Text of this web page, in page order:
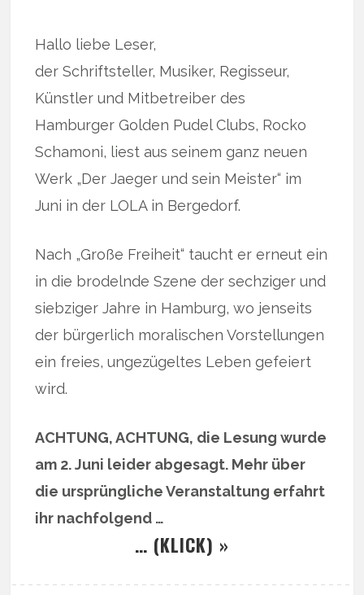
Hallo liebe Leser,
der Schriftsteller, Musiker, Regisseur,
Künstler und Mitbetreiber des
Hamburger Golden Pudel Clubs, Rocko
Schamoni, liest aus seinem ganz neuen
Werk „Der Jaeger und sein Meister“ im
Juni in der LOLA in Bergedorf.
Nach „Große Freiheit“ taucht er erneut ein
in die brodelnde Szene der sechziger und
siebziger Jahre in Hamburg, wo jenseits
der bürgerlich moralischen Vorstellungen
ein freies, ungezügeltes Leben gefeiert
wird.
ACHTUNG, ACHTUNG, die Lesung wurde
am 2. Juni leider abgesagt. Mehr über
die ursprüngliche Veranstaltung erfahrt
ihr nachfolgend …
… (KLICK) »